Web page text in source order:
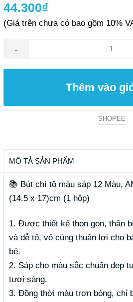
44.300₫
(Giá trên chưa có bao gồm 10%
-
Thêm vào
SHOPEE
MÔ TẢ SẢN PHẨM
📚 Bút chì tô màu sáp 12 Màu,
(14.5 x 17)cm (1 hộp)
1. Được thiết kế thon gọn, thân
và dễ tô, vô cùng thuận lợi cho
bé.
2. Sáp cho màu sắc chuẩn đẹp
tươi sáng.
3. Đồng thời màu trơn bóng, chỉ